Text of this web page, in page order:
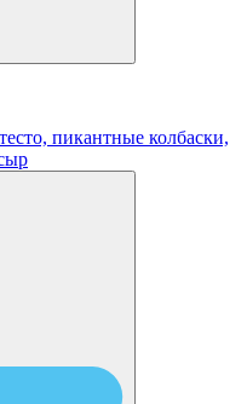
пикантные колбаски,